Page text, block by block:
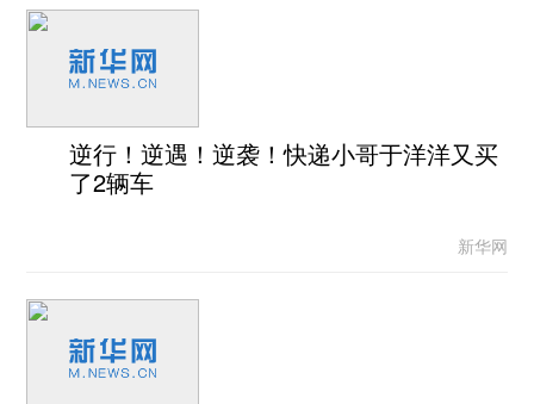
逆行！逆遇！逆袭！快递小哥于洋洋又买
了2辆车
新华网